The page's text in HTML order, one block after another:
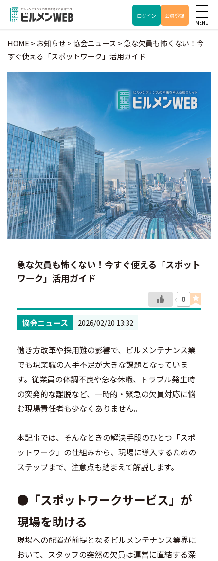
ログイン 会員登録
HOME > お知らせ >協会ニュース > 急な欠員も怖くない！今
すぐ使える「スポットワーク」活用ガイド
急な欠員も怖くない！今すぐ使える「スポット
ワーク」活用ガイド
0
協会ニュース 2026/02/20 13:32
働き方改革や採用難の影響で、ビルメンテナンス業
でも現業職の人手不足が大きな課題となっていま
す。従業員の体調不良や急な休暇、トラブル発生時
の突発的な離脱など、一時的・緊急の欠員対応に悩
む現場責任者も少なくありません。
本記事では、そんなときの解決手段のひとつ「スポ
ットワーク」の仕組みから、現場に導入するための
ステップまで、注意点も踏まえて解説します。
● 「スポットワークサービス」が
現場を助ける
現場への配置が前提となるビルメンテナンス業界に
おいて、スタッフの突然の欠員は運営に直結する深